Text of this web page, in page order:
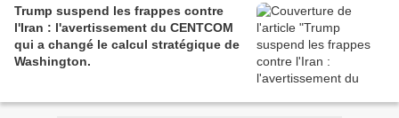
Trump suspend les frappes contre
l'Iran : l'avertissement du CENTCOM
qui a changé le calcul stratégique de
Washington.